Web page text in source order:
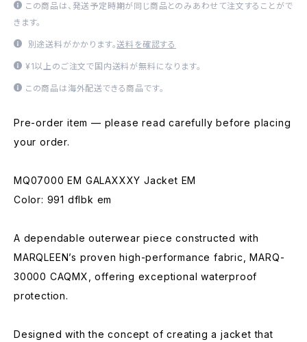
この商品は、発送予定時期が同じ商品とのみあわせて注文することがで
きます。
別途送料がかかります。送料を確認する
¥1以上のご注文で国内送料が無料になります。
この商品は海外配送できる商品です。
Pre-order item — please read carefully before placing
your order.
MQ07000 EM GALAXXXY Jacket EM
Color: 991 dflbk em
A dependable outerwear piece constructed with
MARQLEEN’s proven high-performance fabric, MARQ-
30000 CAQMX, offering exceptional waterproof
protection.
Designed with the concept of creating a jacket that